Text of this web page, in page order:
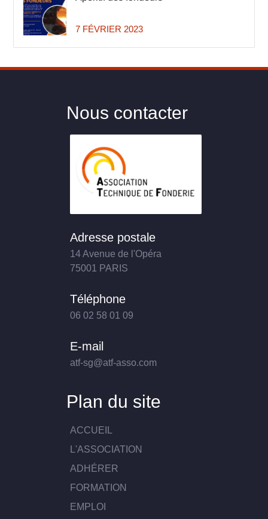
7 FÉVRIER 2023
Nous contacter
Adresse postale
14 Avenue de l'Opéra
75001 PARIS
Téléphone
06 02 58 01 09
E-mail
atf-sg@atf-asso.com
Plan du site
ACCUEIL
L'ASSOCIATION
ADHÉRER
FORMATION
EMPLOI